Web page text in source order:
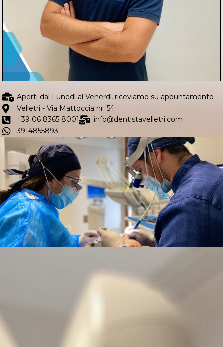
Aperti dal Lunedì al Venerdì, riceviamo su appuntamento
Velletri - Via Mattoccia nr. 54
+39 06 8365 8001
info@dentistavelletri.com
3914855893